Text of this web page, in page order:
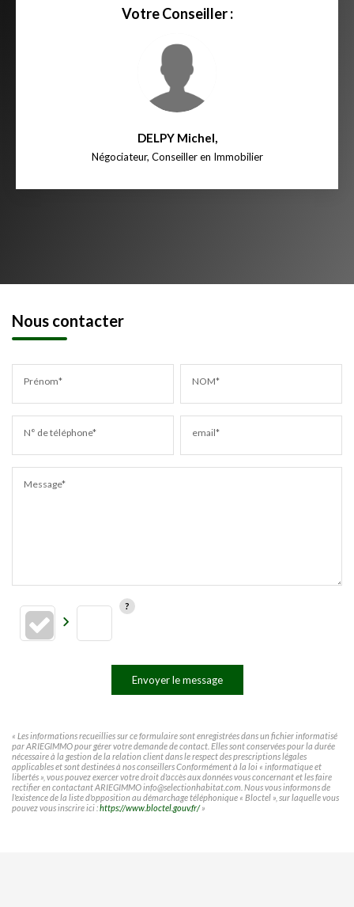
Votre Conseiller :
DELPY Michel,
Négociateur, Conseiller en Immobilier
Nous contacter
Prénom* NOM*
N° de téléphone* email*
Message*
Envoyer le message
« Les informations recueillies sur ce formulaire sont enregistrées dans un fichier informatisé
par ARIEGIMMO pour gérer votre demande de contact. Elles sont conservées pour la durée
nécessaire à la gestion de la relation client dans le respect des prescriptions légales
applicables et sont destinées à nos conseillers Conformément à la loi « informatique et
libertés », vous pouvez exercer votre droit d'accès aux données vous concernant et les faire
rectifier en contactant ARIEGIMMO info@selectionhabitat.com. Nous vous informons de
l'existence de la liste d'opposition au démarchage téléphonique « Bloctel », sur laquelle vous
pouvez vous inscrire ici :https://www.bloctel.gouv.fr/»